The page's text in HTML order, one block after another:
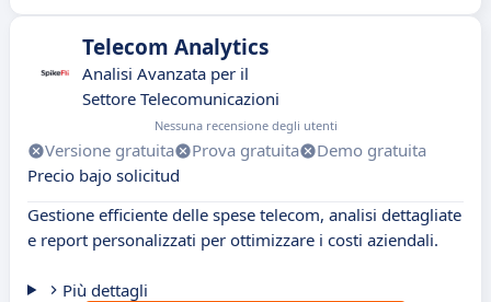
Telecom Analytics
Analisi Avanzata per il
Settore Telecomunicazioni
Nessuna recensione degli utenti
Versione gratuita Prova gratuita
Demo gratuita
Precio bajo solicitud
Gestione efficiente delle spese telecom, analisi dettagliate
e report personalizzati per ottimizzare i costi aziendali.
Più dettagli